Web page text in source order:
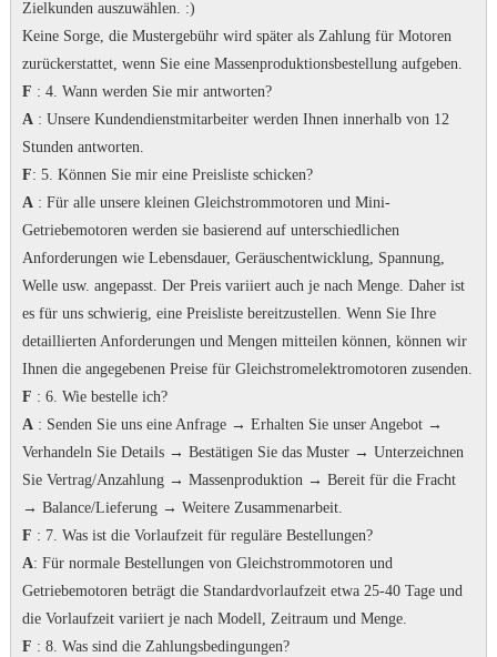
Zielkunden auszuwählen. :)
Keine Sorge, die Mustergebühr wird später als Zahlung für Motoren
zurückerstattet, wenn Sie eine Massenproduktionsbestellung aufgeben.
F : 4. Wann werden Sie mir antworten?
A: Unsere Kundendienstmitarbeiter werden Ihnen innerhalb von 12
Stunden antworten.
F: 5. Können Sie mir eine Preisliste schicken?
A: Für alle unsere kleinen Gleichstrommotoren und Mini-
Getriebemotoren werden sie basierend auf unterschiedlichen
Anforderungen wie Lebensdauer, Geräuschentwicklung, Spannung,
Welle usw. angepasst. Der Preis variiert auch je nach Menge. Daher ist
es für uns schwierig, eine Preisliste bereitzustellen. Wenn Sie Ihre
detaillierten Anforderungen und Mengen mitteilen können, können wir
Ihnen die angegebenen Preise für Gleichstromelektromotoren zusenden.
F : 6. Wie bestelle ich?
A: Senden Sie uns eine Anfrage → Erhalten Sie unser Angebot →
Verhandeln Sie Details → Bestätigen Sie das Muster → Unterzeichnen
Sie Vertrag/Anzahlung → Massenproduktion → Bereit für die Fracht
→ Balance/Lieferung → Weitere Zusammenarbeit.
F : 7. Was ist die Vorlaufzeit für reguläre Bestellungen?
A: Für normale Bestellungen von Gleichstrommotoren und
Getriebemotoren beträgt die Standardvorlaufzeit etwa 25-40 Tage und
die Vorlaufzeit variiert je nach Modell, Zeitraum und Menge.
F : 8. Was sind die Zahlungsbedingungen?